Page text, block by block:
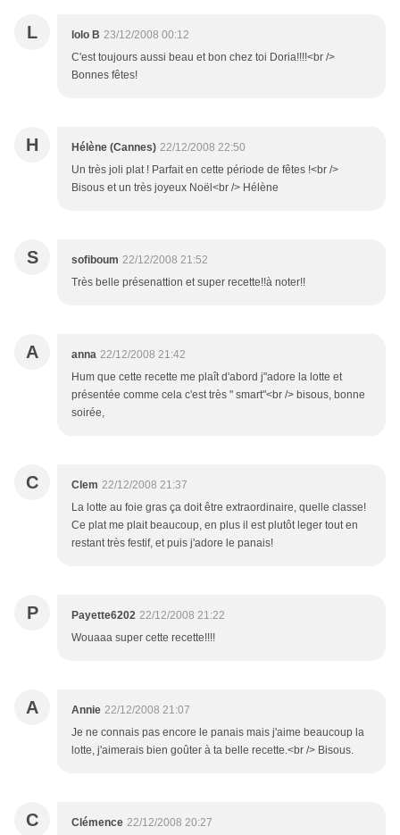
L lolo B 23/12/2008 00:12
C'est toujours aussi beau et bon chez toi Doria!!!!<br />
Bonnes fêtes!
H Hélène (Cannes) 22/12/2008 22:50
Un très joli plat ! Parfait en cette période de fêtes !<br />
Bisous et un très joyeux Noël<br /> Hélène
S sofiboum 22/12/2008 21:52
Très belle présenattion et super recette!!à noter!!
A anna 22/12/2008 21:42
Hum que cette recette me plaît d'abord j"adore la lotte et
présentée comme cela c'est très " smart"<br /> bisous, bonne
soirée,
C Clem 22/12/2008 21:37
La lotte au foie gras ça doit être extraordinaire, quelle classe!
Ce plat me plait beaucoup, en plus il est plutôt leger tout en
restant très festif, et puis j'adore le panais!
P Payette6202 22/12/2008 21:22
Wouaaa super cette recette!!!!
A Annie 22/12/2008 21:07
Je ne connais pas encore le panais mais j'aime beaucoup la
lotte, j'aimerais bien goûter à ta belle recette.<br /> Bisous.
C Clémence 22/12/2008 20:27